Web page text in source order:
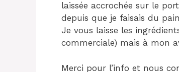
laissée accrochée sur le
depuis que je faisais du
Je vous laisse les
commerciale) mais à mon
Merci pour l’info et nous